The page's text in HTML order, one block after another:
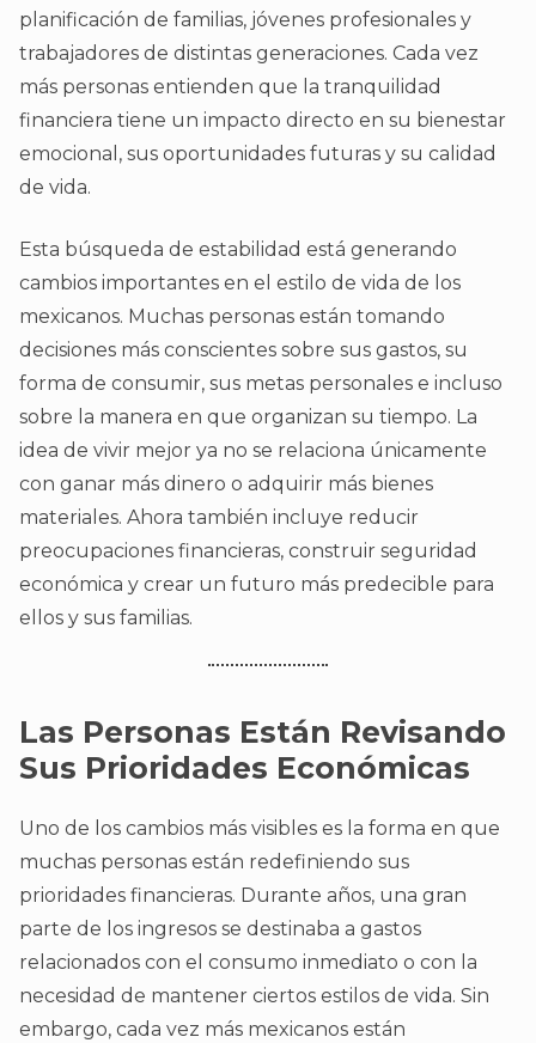
planificación de familias, jóvenes profesionales y
trabajadores de distintas generaciones. Cada vez
más personas entienden que la tranquilidad
financiera tiene un impacto directo en su bienestar
emocional, sus oportunidades futuras y su calidad
de vida.
Esta búsqueda de estabilidad está generando
cambios importantes en el estilo de vida de los
mexicanos. Muchas personas están tomando
decisiones más conscientes sobre sus gastos, su
forma de consumir, sus metas personales e incluso
sobre la manera en que organizan su tiempo. La
idea de vivir mejor ya no se relaciona únicamente
con ganar más dinero o adquirir más bienes
materiales. Ahora también incluye reducir
preocupaciones financieras, construir seguridad
económica y crear un futuro más predecible para
ellos y sus familias.
Las Personas Están Revisando
Sus Prioridades Económicas
Uno de los cambios más visibles es la forma en que
muchas personas están redefiniendo sus
prioridades financieras. Durante años, una gran
parte de los ingresos se destinaba a gastos
relacionados con el consumo inmediato o con la
necesidad de mantener ciertos estilos de vida. Sin
embargo, cada vez más mexicanos están